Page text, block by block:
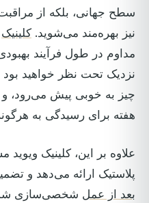
سطح جهانی، بلکه از
نیز بهره‌مند می‌شوید. کلینیک
مداوم در طول فرآیند
نزدیک تحت نظر خواهید
هفته برای رسیدگی به
علاوه بر این، کلینیک ویوید
پلاستیک ارائه می‌دهد و
بعد از عمل شخصی‌سازی